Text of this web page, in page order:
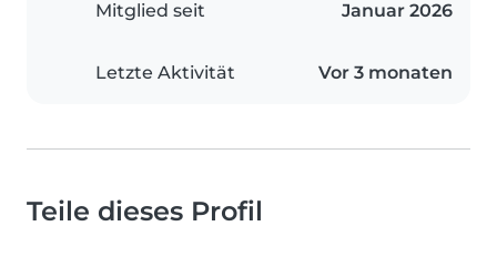
Mitglied seit Januar 2026
Letzte Aktivität Vor 3 monaten
Teile dieses Profil